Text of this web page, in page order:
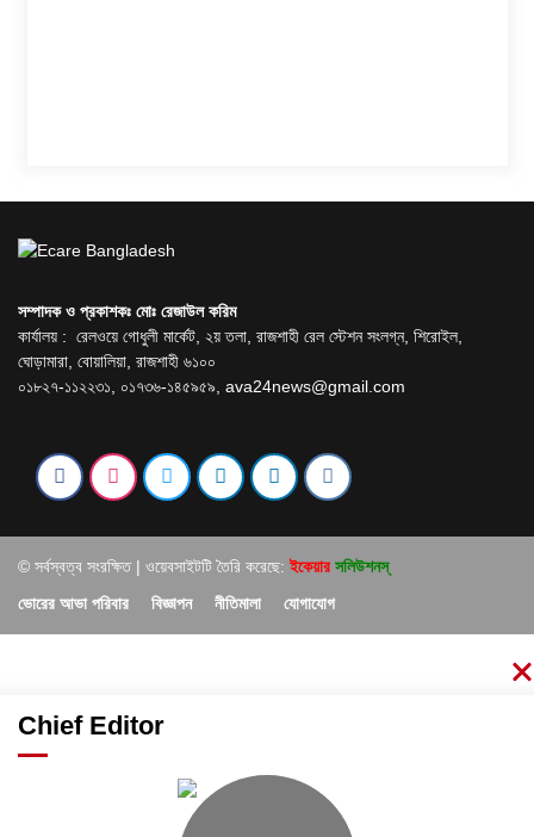
সম্পাদক ও প্রকাশকঃ মোঃ রেজাউল করিম
কার্যালয় : রেলওয়ে গোধুলী মার্কেট, ২য় তলা, রাজশাহী রেল স্টেশন সংলগ্ন, শিরোইল,
ঘোড়ামারা, বোয়ালিয়া, রাজশাহী ৬১০০
০১৮২৭-১১২২৩১, ০১৭৩৬-১৪৫৯৫৯, ava24news@gmail.com
© সর্বস্বত্ব সংরক্ষিত | ওয়েবসাইটটি তৈরি করেছে:ইকেয়ার সলিউশনস্
ভোরের আভা পরিবার
বিজ্ঞাপন নীতিমালা যোগাযোগ
Chief Editor